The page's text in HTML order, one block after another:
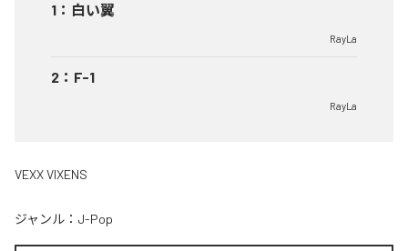
1 ： 白い翼
RayLa
2 ： F-1
RayLa
VEXX VIXENS
ジャンル： J-Pop